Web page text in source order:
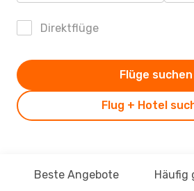
Direktflüge
Flug + Hotel
Flüge suchen
Beste Angebote Häufig